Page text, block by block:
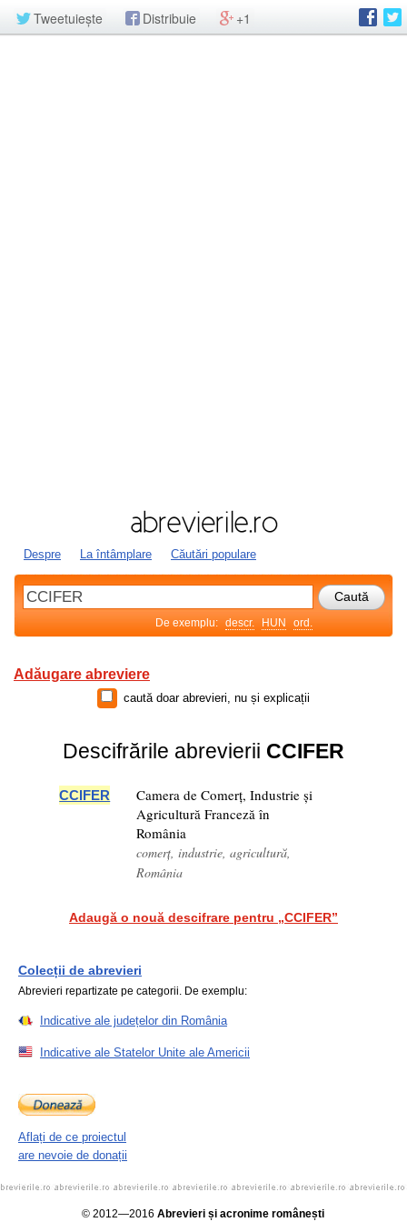
Tweetuiește Distribuie +1
Despre La întâmplare Căutări populare
De exemplu: descr. HUN ord.
Adăugare abreviere
caută doar abrevieri, nu și explicații
Descifrările abrevierii CCIFER
CCIFER
Camera de Comerț, Industrie și
Agricultură Franceză în
România
comerț, industrie, agricultură,
România
Adaugă o nouă descifrare pentru „CCIFER”
Colecții de abrevieri
Abrevieri repartizate pe categorii. De exemplu:
Indicative ale județelor din România
Indicative ale Statelor Unite ale Americii
Aflați de ce proiectul
are nevoie de donații
© 2012—2016 Abrevieri și acronime românești